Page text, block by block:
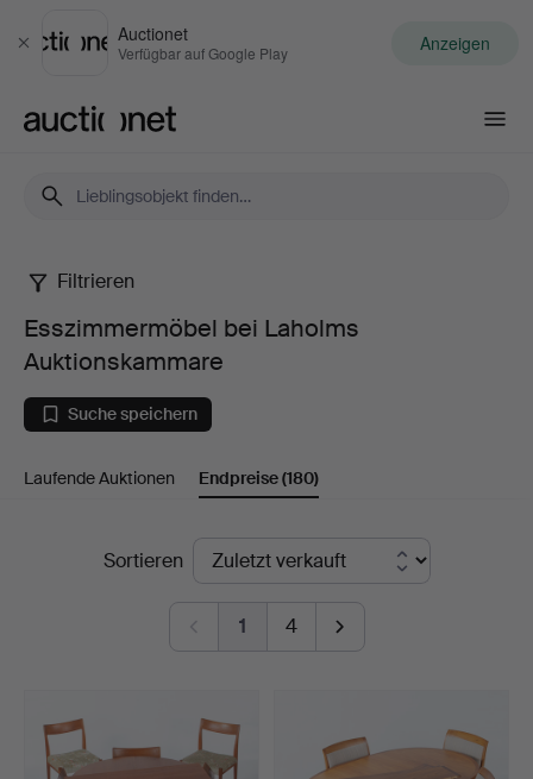
Schließen
Auctionet
Verfügbar auf Google Play Anzeigen
Esszimmermöbel
bei
Laholms
Auktionskammare
Filtrieren
Esszimmermöbel bei Laholms
Auktionskammare
Suche speichern
Laufende Auktionen Endpreise(180)
EndpreiseSortieren
1 4